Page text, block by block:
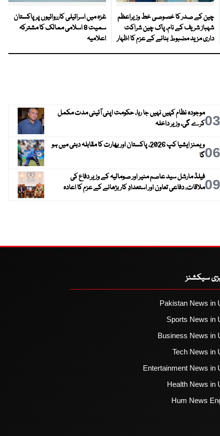
چین کے صدر کا خصوصی خط وزیراعظم
شہباز شریف کے نام، پاک چین شراکت
داری مزید مضبوط بنانے کے عزم کا اظہار
غزہ میں اسرائیلی کارروائیوں پر پاکستان
سمیت 8 اسلامی ممالک کا مشترکہ
اعلامیہ
03موجودہ نظام کہیں نہیں جا رہا، حکومت اپنی آئینی مدت مکمل
کرے گی، وزیر داخلہ
06
ویمنز ایشیا کپ 2026، پاکستان اور بھارت کا مقابلہ دبئی میں ہو
گا
09فیلڈ مارشل سید عاصم منیر اور صومالیہ کے وزیر دفاع کی
ملاقات، دفاعی تعاون اور استعدادِ کار بڑھانے کے عزم کا اعادہ
سیکشنز
Pakistan News in
Sports News in
Business News in
Tech News in
Entertainment News in
Health News in
Hum News